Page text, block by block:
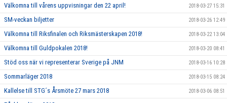
Välkomna till vårens uppvisningar den 22 april! 2018-03-27 15:31
SM-veckan biljetter 2018-03-26 12:49
Välkomna till Riksfinalen och Riksmästerskapen 2018! 2018-03-22 13:04
Välkomna till Guldpokalen 2018! 2018-03-20 08:41
Stöd oss när vi representerar Sverige på JNM 2018-03-16 10:28
Sommarläger 2018 2018-03-15 08:24
Kallelse till STG´s Årsmöte 27 mars 2018 2018-03-06 08:51